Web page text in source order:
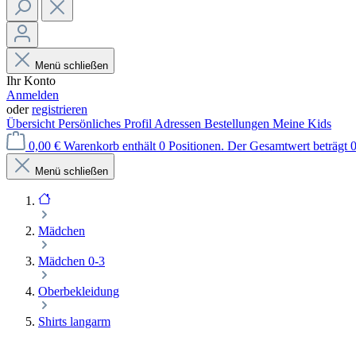
Menü schließen
Ihr Konto
Anmelden
oderregistrieren
Übersicht Persönliches Profil Adressen Bestellungen Meine Kids
0,00 € Warenkorb enthält 0 Positionen. Der Gesamtwert beträgt
Menü schließen
Mädchen
Mädchen 0-3
Oberbekleidung
Shirts langarm